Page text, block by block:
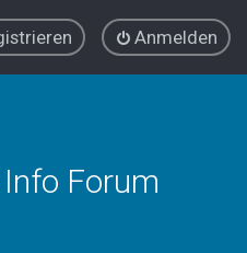
Anmelden
Forum